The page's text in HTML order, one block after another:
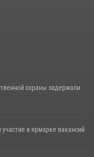
охраны задержали
в ярмарке вакансий